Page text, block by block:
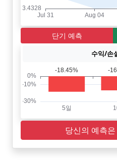
단기 예측
수익/손
당신의 예측